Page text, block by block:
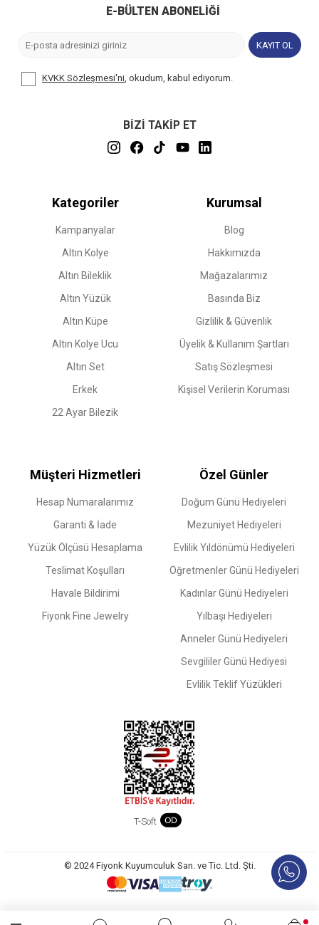
E-BÜLTEN ABONELIĞI
KAYIT OL
KVKK Sözleşmesi'ni, okudum, kabul ediyorum.
BİZİ TAKİP ET
Kategoriler
Kampanyalar
Altın Kolye
Altın Bileklik
Altın Yüzük
Altın Küpe
Altın Kolye Ucu
Altın Set
Erkek
22 Ayar Bilezik
Kurumsal
Blog
Hakkımızda
Mağazalarımız
Basında Biz
Gizlilik & Güvenlik
Üyelik & Kullanım Şartları
Satış Sözleşmesi
Kişisel Verilerin Koruması
Müşteri Hizmetleri
Hesap Numaralarımız
Garanti & İade
Yüzük Ölçüsü Hesaplama
Teslimat Koşulları
Havale Bildirimi
Fiyonk Fine Jewelry
Özel Günler
Doğum Günü Hediyeleri
Mezuniyet Hediyeleri
Evlilik Yıldönümü Hediyeleri
Öğretmenler Günü Hediyeleri
Kadınlar Günü Hediyeleri
Yılbaşı Hediyeleri
Anneler Günü Hediyeleri
Sevgililer Günü Hediyesi
Evlilik Teklif Yüzükleri
T-Soft
© 2024 Fiyonk Kuyumculuk San. ve Tic. Ltd. Şti.